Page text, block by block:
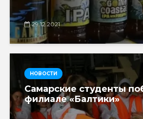
29.12.2021
НОВОСТИ
Самарские студенты
филиале «Балтики»